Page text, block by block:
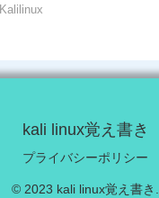
Kalilinux
kali linux覚え書き
プライバシーポリシー
© 2023 kali linux覚え書き.